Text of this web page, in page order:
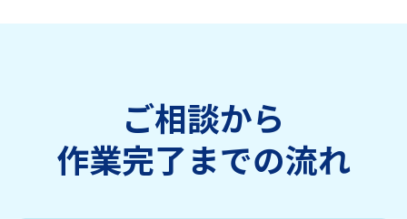
ご相談から
作業完了までの流れ